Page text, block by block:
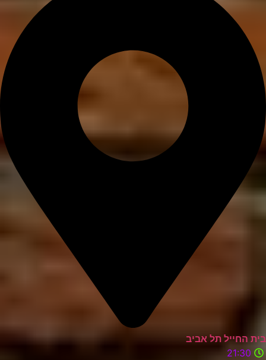
בית החייל תל אביב
21:30